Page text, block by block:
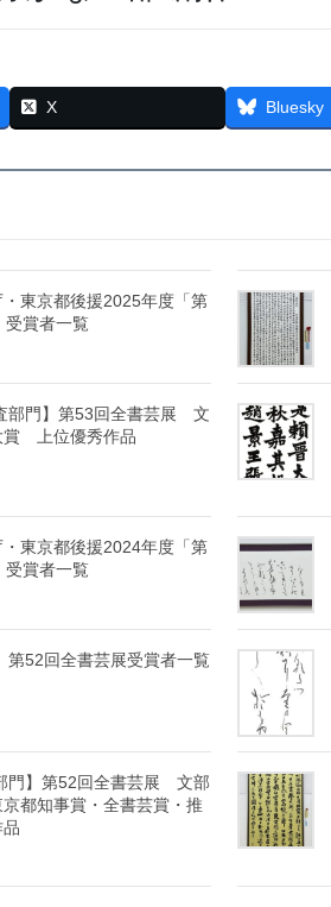
X Bluesky
・東京都後援2025年度「第
受賞者一覧
部門】第53回全書芸展 文
賞 上位優秀作品
・東京都後援2024年度「第
受賞者一覧
第52回全書芸展受賞者一覧
門】第52回全書芸展 文部
都知事賞・全書芸賞・推